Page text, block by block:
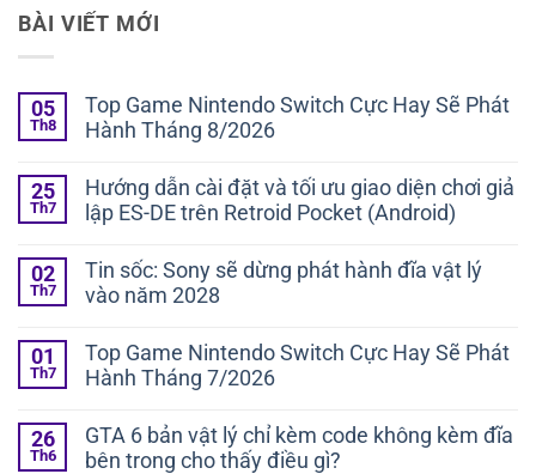
BÀI VIẾT MỚI
05
Th8
Top Game Nintendo Switch Cực Hay Sẽ Phát
Hành Tháng 8/2026
25
Th7
Hướng dẫn cài đặt và tối ưu giao diện chơi giả
lập ES-DE trên Retroid Pocket (Android)
02
Th7
Tin sốc: Sony sẽ dừng phát hành đĩa vật lý
vào năm 2028
01
Th7
Top Game Nintendo Switch Cực Hay Sẽ Phát
Hành Tháng 7/2026
26
Th6
GTA 6 bản vật lý chỉ kèm code không kèm đĩa
bên trong cho thấy điều gì?